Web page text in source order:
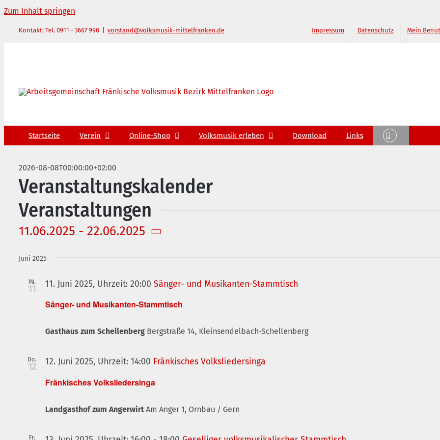
Zum Inhalt springen
Kontakt: Tel. 0911 - 3667 990 vorstand@volksmusik-mittelfranken.de Impressum Datenschutz Mein
Startseite Verein Online-Shop Volksmusik erleben Download Links
2026-08-08T00:00:00+02:00
Veranstaltungskalender
Veranstaltungen
11.06.2025 - 22.06.2025
wählen.
Juni 2025
Mi.
11
Sänger- und Musikanten-Stammtisch
11. Juni 2025, Uhrzeit: 20:00 Sänger- und Musikanten-Stammtisch
Gasthaus zum Schellenberg Bergstraße 14, Kleinsendelbach-Schellenberg
Do.
12
Fränkisches Volksliedersinga
12. Juni 2025, Uhrzeit: 14:00 Fränkisches Volksliedersinga
Landgasthof zum Angerwirt Am Anger 1, Ornbau / Gern
Fr.